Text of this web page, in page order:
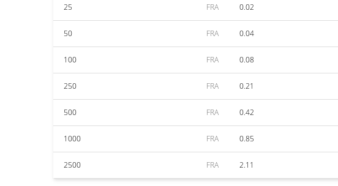
25 FRA 0.02
50 FRA 0.04
100 FRA 0.08
250 FRA 0.21
500 FRA 0.42
1000 FRA 0.85
2500 FRA 2.11